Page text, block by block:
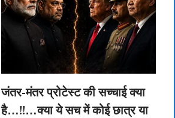
जंतर-मंतर प्रोटेस्ट की सच्चाई क्या
है…!!…क्या ये सच में कोई छात्र या